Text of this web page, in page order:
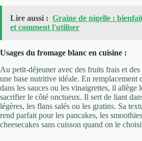
Lire aussi : Graine de nigelle :
et comment l'utiliser
Usages du fromage blanc en cuisine :
Au petit-déjeuner avec des fruits frais et
une base nutritive idéale. En remplacement
dans les sauces ou les vinaigrettes, il allège
sacrifier le côté onctueux. Il sert de liant
légères, les flans salés ou les gratins. Sa
rend parfait pour les pancakes, les
cheesecakes sans cuisson quand on le